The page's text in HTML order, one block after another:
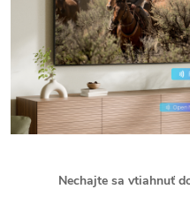
Nechajte sa vtiahnuť